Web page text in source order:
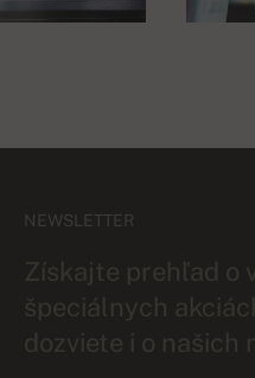
NEWSLETTER
Získajte prehľad o
špeciálnych
dozviete i o našich